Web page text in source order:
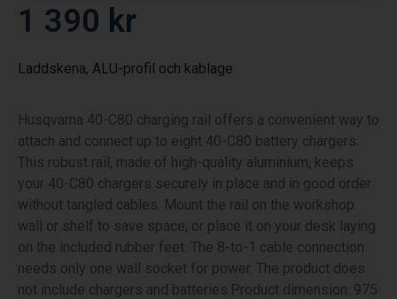
1 390 kr
Laddskena, ALU-profil och kablage
Husqvarna 40-C80 charging rail offers a convenient way to
attach and connect up to eight 40-C80 battery chargers.
This robust rail, made of high-quality aluminium, keeps
your 40-C80 chargers securely in place and in good order
without tangled cables. Mount the rail on the workshop
wall or shelf to save space, or place it on your desk laying
on the included rubber feet. The 8-to-1 cable connection
needs only one wall socket for power. The product does
not include chargers and batteries.Product dimension: 975